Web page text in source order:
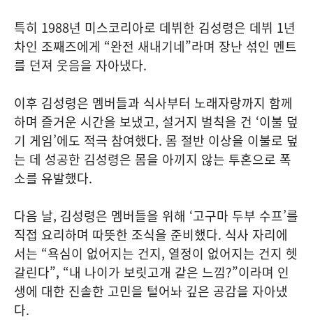
특히 1988년 미스코리아로 데뷔한 김성령은 데뷔 1년
차인 조째즈에게 “완전 새내기네”라며 장난 섞인 멘트
를 던져 웃음을 자아냈다.
이후 김성령은 멤버들과 식사부터 노래자랑까지 함께
하며 즐거운 시간을 보냈고, 설거지 벌칙을 건 ‘이불 덮
기 게임’에도 적극 참여했다. 몸 절반 이상을 이불로 덮
는 데 성공한 김성령은 몸을 아끼지 않는 투혼으로 폭
소를 유발했다.
다음 날, 김성령은 멤버들을 위해 ‘고구마 두부 수프’를
직접 요리하며 따뜻한 조식을 준비했다. 식사 자리에
서는 “욕심이 없어지는 건지, 열정이 없어지는 건지 헷
갈린다”, “내 나이가 보릿고개 같은 느낌?”이라며 인
생에 대한 진솔한 고민을 털어놔 깊은 공감을 자아냈
다.